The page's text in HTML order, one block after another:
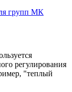
регулирования
"теплый